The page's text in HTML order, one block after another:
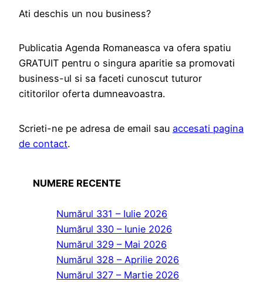
Ati deschis un nou business?
Publicatia Agenda Romaneasca va ofera spatiu
GRATUIT pentru o singura aparitie sa promovati
business-ul si sa faceti cunoscut tuturor
cititorilor oferta dumneavoastra.
Scrieti-ne pe adresa de email sau accesati pagina
de contact.
NUMERE RECENTE
Numărul 331 – Iulie 2026
Numărul 330 – Iunie 2026
Numărul 329 – Mai 2026
Numărul 328 – Aprilie 2026
Numărul 327 – Martie 2026